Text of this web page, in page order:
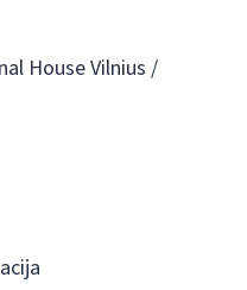
House Vilnius /